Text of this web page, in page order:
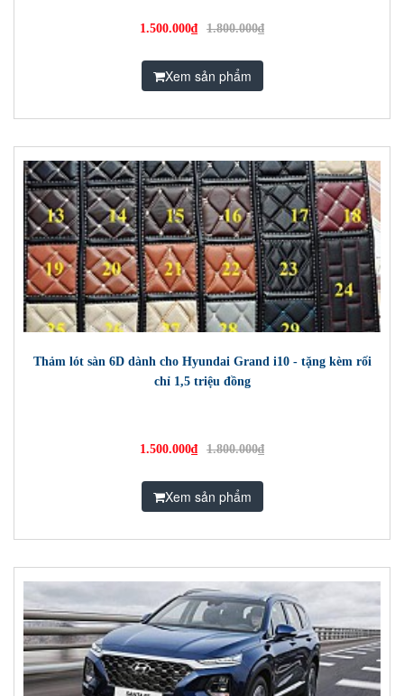
1.500.000₫ 1.800.000₫
Xem sản phẩm
Thảm lót sàn 6D dành cho Hyundai Grand i10 - tặng kèm rối
chỉ 1,5 triệu đồng
1.500.000₫ 1.800.000₫
Xem sản phẩm